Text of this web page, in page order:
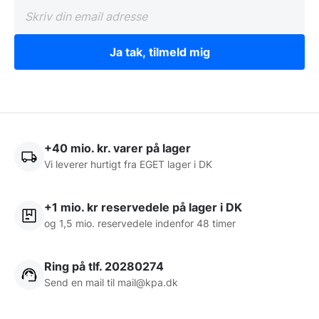
Fordele ved moderne
køleteknologi:
Hygiejnisk glasopbygning:Beskytter råvarerne
funktion).
Gastronorm-kompatibilitet: Passer perfekt til
Støjsvag drift:Optimerer arbejdsmiljøet for
personalet.
uden at udtørre de følsomme råvarer.
Optimering af køkken-flow
Ja tak, tilmeld mig
+40 mio. kr. varer på lager
Vi leverer hurtigt fra EGET lager i DK
+1 mio. kr reservedele på lager i DK
og 1,5 mio. reservedele indenfor 48 timer
Ring på tlf. 20280274
Send en mail til mail@kpa.dk